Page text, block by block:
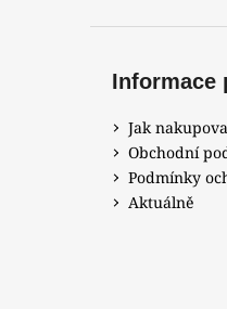
Informace
Jak
Obchodní
Podmínky
Aktuálně